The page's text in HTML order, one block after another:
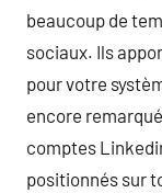
beaucoup de
sociaux. Ils
pour votre
encore
comptes
positionnés sur